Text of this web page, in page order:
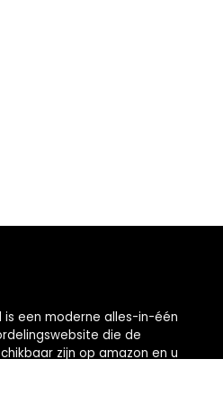
een moderne alles-in-één
die de
zijn op amazon en u